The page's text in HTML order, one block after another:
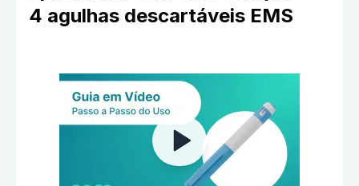
4 agulhas descartáveis EMS